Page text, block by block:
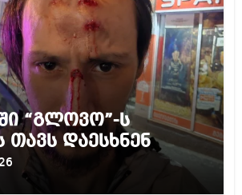
“გლოვო”-ს
თავს დაესხნენ